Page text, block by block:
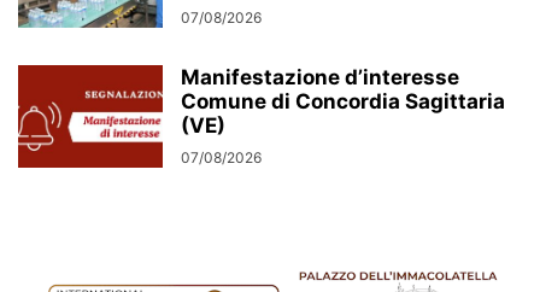
07/08/2026
Manifestazione d’interesse
Comune di Concordia Sagittaria
(VE)
07/08/2026